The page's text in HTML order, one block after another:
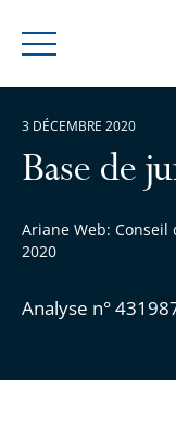
Menu
Base de
Ariane Web:
2020
Analyse n°
3 DÉCEMBRE 2020